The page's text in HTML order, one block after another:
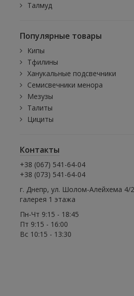
Талмуд
Популярные товары
Кипы
Тфилины
Ханукальные подсвечники
Семисвечники менора
Мезузы
Талиты
Цициты
Контакты
+38 (067) 541-64-04
+38 (073) 541-64-04
г. Днепр, ул. Шолом-Алейхема
галерея 1 этажа
Пн-Чт 9:15 - 18:45
Пт 9:15 - 16:00
Вс 10:15 - 13:30